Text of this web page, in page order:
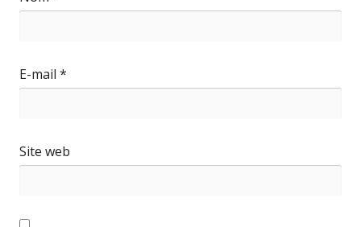
E-mail *
Site web